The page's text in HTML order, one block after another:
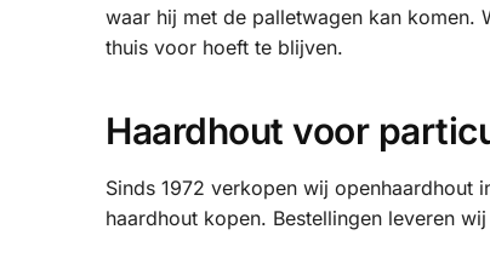
waar hij met de palletwagen kan komen.
thuis voor hoeft te blijven.
Haardhout voor
Sinds 1972 verkopen wij openhaardhout
haardhout kopen. Bestellingen leveren